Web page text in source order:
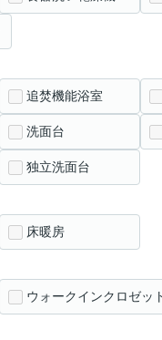
追焚機能浴室
洗面台
独立洗面台
床暖房
ウォークインクロゼッ